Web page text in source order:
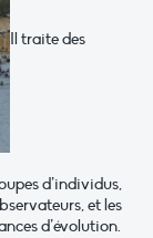
Il traite des
d’individus,
et les
d’évolution.